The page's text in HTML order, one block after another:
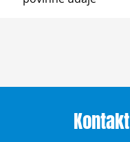
Kontakt